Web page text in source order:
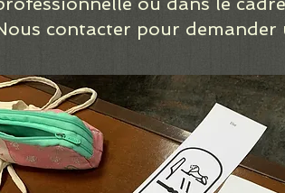
contacter pour demander